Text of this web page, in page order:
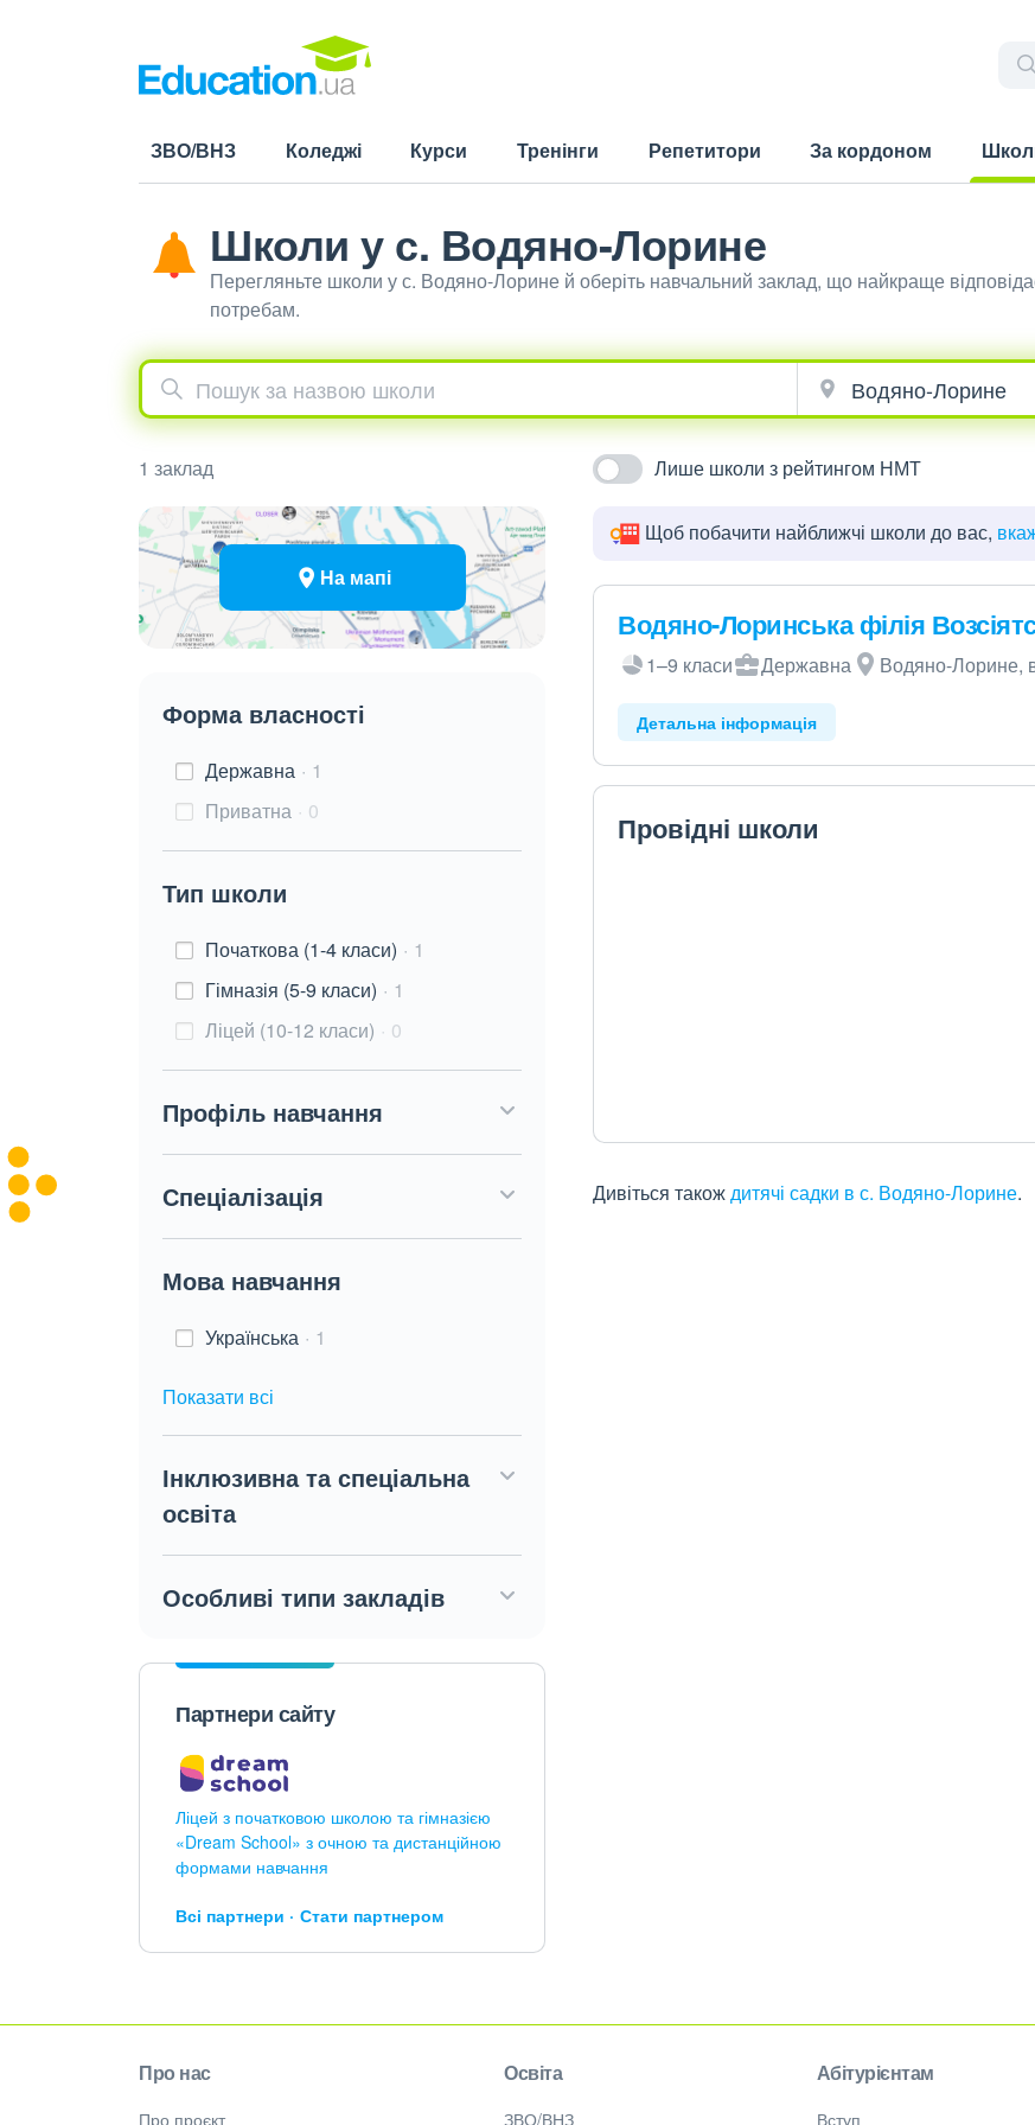
ЗВО/ВНЗ Коледжі Курси Тренінги Репетитори За кордоном
Школи у с. Водяно-Лорине
Перегляньте школи у с. Водяно-Лорине й оберіть навчальний заклад, що найкраще
потребам.
1 заклад Лише школи з рейтингом НМТ
На мапі
Форма власності
Державна
1
Приватна
0
Тип школи
Початкова (1-4 класи)
1
Гімназія (5-9 класи)
1
Ліцей (10-12 класи)
0
Профіль навчання
Спеціалізація
Мова навчання
Українська 1
Показати всі
Інклюзивна та спеціальна
освіта
Особливі типи закладів
Партнери сайту
Ліцей з початковою школою та гімназією
«Dream School» з очною та дистанційною
формами навчання
Всі партнери Стати партнером
Щоб побачити найближчі школи до вас,
Водяно-Лоринська філія
1–9 класи Державна Водяно-Лорине,
Детальна інформація
Провідні школи
Дивіться такождитячі садки в с. Водяно-Лорине.
Про нас
Про проєкт
Освіта
ЗВО/ВНЗ
Абітурієнтам
Вступ